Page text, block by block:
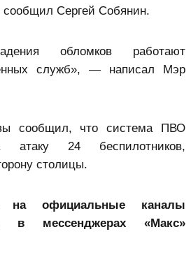
Сергей Собянин.
обломков работают
служб», — написал Мэр
сообщил, что система ПВО
атаку 24 беспилотников,
столицы.
на официальные каналы
в мессенджерах «Макс»